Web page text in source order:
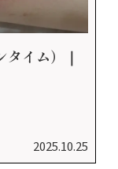
2025.10.25
イム）｜